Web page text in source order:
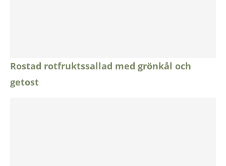
Rostad rotfruktssallad med grönkål och
getost